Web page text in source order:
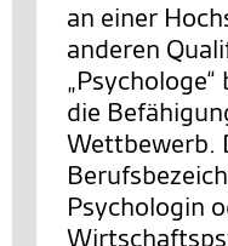
an einer
anderen
die
Wettbewerb.
Psychologin